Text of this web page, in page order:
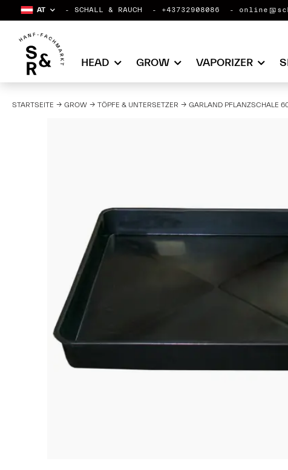
AT SCHALL & RAUCH +43732908086
HEAD GROW VAPORIZER
STARTSEITE GROW TÖPFE & UNTERSETZER GARLAND PFLANZSCHALE